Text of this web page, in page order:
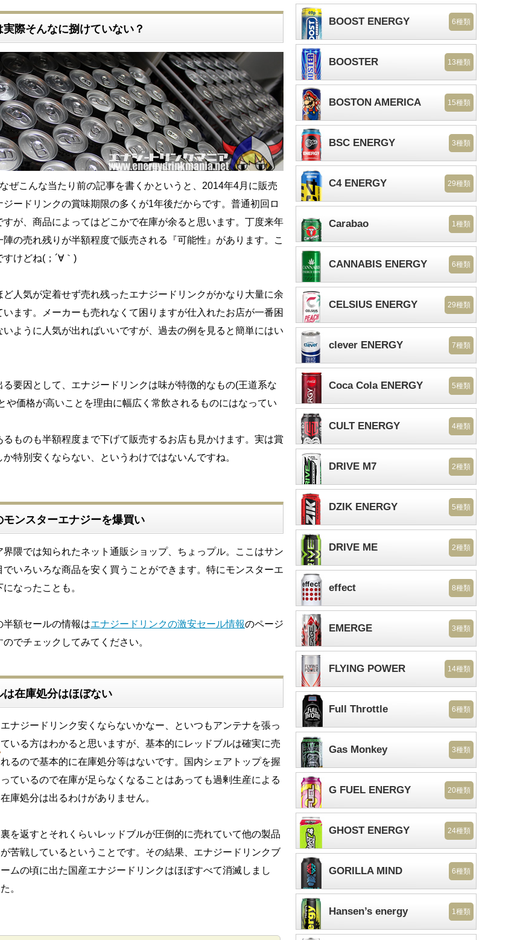
際そんなに捌けていない？
ぜこんな当たり前の記事を書くかというと、2014年4月に販売
ードリンクの賞味期限の多くが1年後だからです。普通初回ロ
すが、商品によってはどこかで在庫が余ると思います。丁度来年
の売れ残りが半額程度で販売される『可能性』があります。こ
けどね(；´∀｀)
人気が定着せず売れ残ったエナジードリンクがかなり大量に余
ます。メーカーも売れなくて困りますが仕入れたお店が一番困
いように人気が出ればいいですが、過去の例を見ると簡単にはい
る要因として、エナジードリンクは味が特徴的なもの(王道系な
や価格が高いことを理由に幅広く常飲されるものにはなってい
ものも半額程度まで下げて販売するお店も見かけます。実は賞
特別安くならない、というわけではないんですね。
ンスターエナジーを爆買い
隈では知られたネット通販ショップ、ちょっプル。ここはサン
いろいろな商品を安く買うことができます。特にモンスターエ
なったことも。
額セールの情報はエナジードリンクの激安セール情報のページ
でチェックしてみてください。
在庫処分はほぼない
エナジードリンク安くならないかなー、といつもアンテナを張っ
ている方はわかると思いますが、基本的にレッドブルは確実に売
れるので基本的に在庫処分等はないです。国内シェアトップを握
っているので在庫が足らなくなることはあっても過剰生産による
在庫処分は出るわけがありません。
裏を返すとそれくらいレッドブルが圧倒的に売れていて他の製品
が苦戦しているということです。その結果、エナジードリンクブ
ームの頃に出た国産エナジードリンクはほぼすべて消滅しまし
た。
BOOST ENERGY 6種類
BOOSTER 13種類
BOSTON AMERICA 15種類
BSC ENERGY 3種類
C4 ENERGY 29種類
Carabao 1種類
CANNABIS ENERGY 6種類
CELSIUS ENERGY 29種類
clever ENERGY 7種類
Coca Cola ENERGY 5種類
CULT ENERGY 4種類
DRIVE M7 2種類
DZIK ENERGY 5種類
DRIVE ME 2種類
effect 8種類
EMERGE 3種類
FLYING POWER 14種類
Full Throttle 6種類
Gas Monkey 3種類
G FUEL ENERGY 20種類
GHOST ENERGY 24種類
GORILLA MIND 6種類
Hansen’s energy 1種類